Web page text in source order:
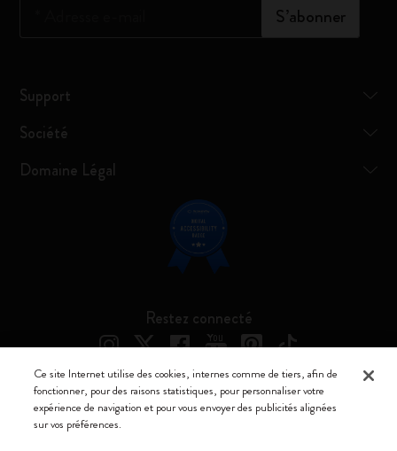
S’abonner
Support
Société
Domaine Légal
Restez connecté
Moleskine ® est une marque enregistrée de Moleskine Srl a socio unico
Ce site Internet utilise des cookies, internes comme de tiers, afin de
fonctionner, pour des raisons statistiques, pour personnaliser votre
expérience de navigation et pour vous envoyer des publicités alignées
sur vos préférences.